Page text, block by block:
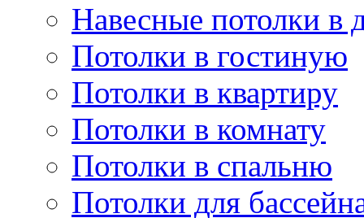
Навесные потолки в
Потолки в гостиную
Потолки в квартиру
Потолки в комнату
Потолки в спальню
Потолки для